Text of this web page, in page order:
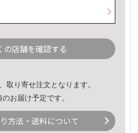
の店舗を確認する
取り寄せ注文となります。
お届け予定です。
方法・送料について